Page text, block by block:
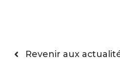
Revenir aux